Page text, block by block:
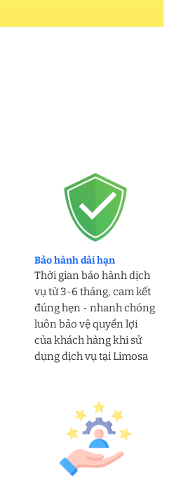
Bảo hành dài hạn
Thời gian bảo hành dịch
vụ từ 3-6 tháng, cam kết
đúng hẹn - nhanh chóng
luôn bảo vệ quyền lợi
của khách hàng khi sử
dụng dịch vụ tại Limosa